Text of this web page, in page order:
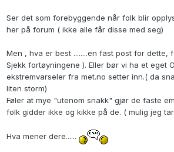
Ser det som forebyggende når folk blir
her på forum ( ikke alle får disse med seg)
Men , hva er best ........en fast post for dette,
Sjekk fortøyningene ). Eller bør vi ha et eget
ekstremvarseler fra met.no setter inn.( da
liten storm)
Føler at mye "utenom snakk" gjør de faste
folk gidder ikke og kikke på de. ( mulig jeg
Hva mener dere......